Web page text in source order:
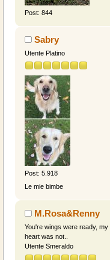
Post: 844
Sabry
Utente Platino
Post: 5.918
Le mie bimbe
M.Rosa&Renny
You're wings were ready, my
heart was not..
Utente Smeraldo